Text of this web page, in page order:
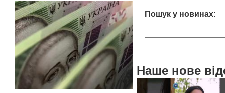
Пошук у новинах:
Наше нове